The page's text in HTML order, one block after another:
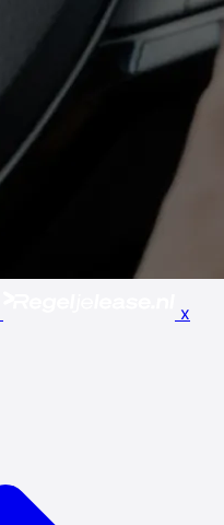
x